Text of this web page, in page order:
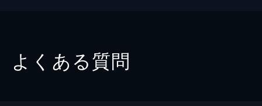
よくある質問